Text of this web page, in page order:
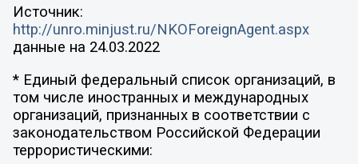
Источник:
http://unro.minjust.ru/NKOForeignAgent.aspx
данные на 24.03.2022
* Единый федеральный список организаций, в
том числе иностранных и международных
организаций, признанных в соответствии с
законодательством Российской Федерации
террористическими: